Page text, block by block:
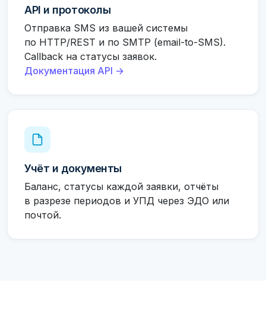
API и протоколы
Отправка SMS из вашей системы
по HTTP/REST и по SMTP (email-to-SMS).
Callback на статусы заявок.
Документация API →
Учёт и документы
Баланс, статусы каждой заявки, отчёты
в разрезе периодов и УПД через ЭДО или
почтой.